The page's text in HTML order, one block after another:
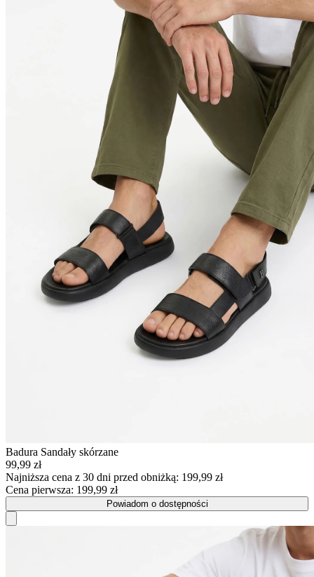
Badura Sandały skórzane
99,99 zł
Najniższa cena z 30 dni przed obniżką: 199,99 zł
Cena pierwsza: 199,99 zł
Powiadom o dostępności